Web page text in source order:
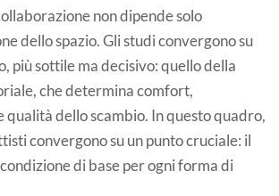
non dipende solo
dello spazio. Gli studi convergono su
più sottile ma decisivo: quello della
che determina comfort,
qualità dello scambio. In questo quadro,
convergono su un punto cruciale: il
di base per ogni forma di